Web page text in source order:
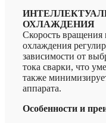
ОХЛАЖДЕНИЯ
Скорость вращения
охлаждения
зависимости от
тока сварки, что
также
аппарата.
Особенности и